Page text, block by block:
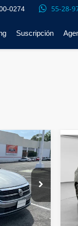
0274 55-28-
Suscripción
616850
Ext. Int.
$331,300